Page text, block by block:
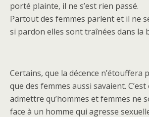
porté plainte, il ne s’est rien passé.
Partout des femmes parlent et il ne
si pardon elles sont traînées dans la
Certains, que la décence n’étouffera
que des femmes aussi savaient.
admettre qu’hommes et femmes ne
face à un homme qui agresse